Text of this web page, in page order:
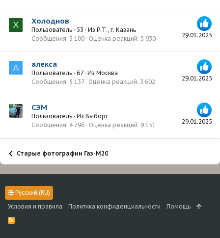
Х
29.01.2025
Холоднов
Пользователь · 53 · Из Р.Т., г. Казань
Сообщения 3 100 Оценка реакций 5 930
А
29.01.2025
алекса
Пользователь · 67 · Из Москва
Сообщения 5 137 Оценка реакций 3 602
29.01.2025
СЭМ
Пользователь · Из Выборг
Сообщения 4 796 Оценка реакций 9 151
Старые фотографии Газ-М20
Русский (RU)
Условия и правила
Политика конфиденциальности Помощь
R
S